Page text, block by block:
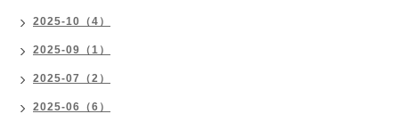
2025-10（4）
2025-09（1）
2025-07（2）
2025-06（6）